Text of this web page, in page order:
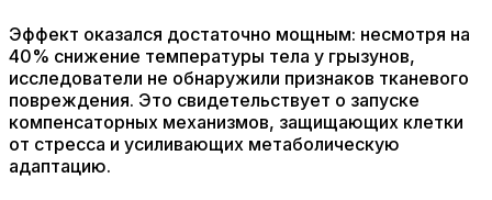
Эффект оказался достаточно мощным: несмотря на
40% снижение температуры тела у грызунов,
исследователи не обнаружили признаков тканевого
повреждения. Это свидетельствует о запуске
компенсаторных механизмов, защищающих клетки
от стресса и усиливающих метаболическую
адаптацию.